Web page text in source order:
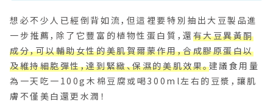
想必不少人已經倒背如流，但這裡要特別抽出大豆製品進
一步推薦，除了它豐富的植物性蛋白質，還 有大豆異黃酮
成分，可以輔助女性的美肌賀爾蒙作用，合成膠原蛋白以
及維持細胞彈性，達到緊緻、保濕的美肌效果。建議食用量
為一天吃一100g木棉豆腐或喝300ml左右的豆漿，讓肌
膚不僅美白還更水潤！